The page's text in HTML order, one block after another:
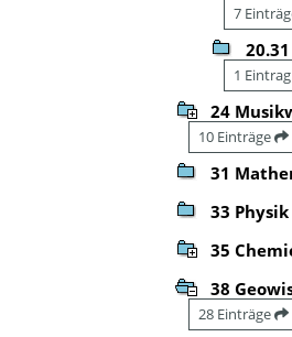
7
1 Eintrag
24
10 Einträge
31
33 Physik
35
38
28 Einträge